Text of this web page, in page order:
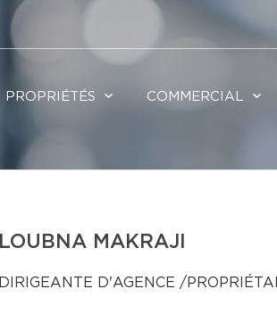
PROPRIÉTÉS COMMERCIAL
LOUBNA MAKRAJI
DIRIGEANTE D'AGENCE /